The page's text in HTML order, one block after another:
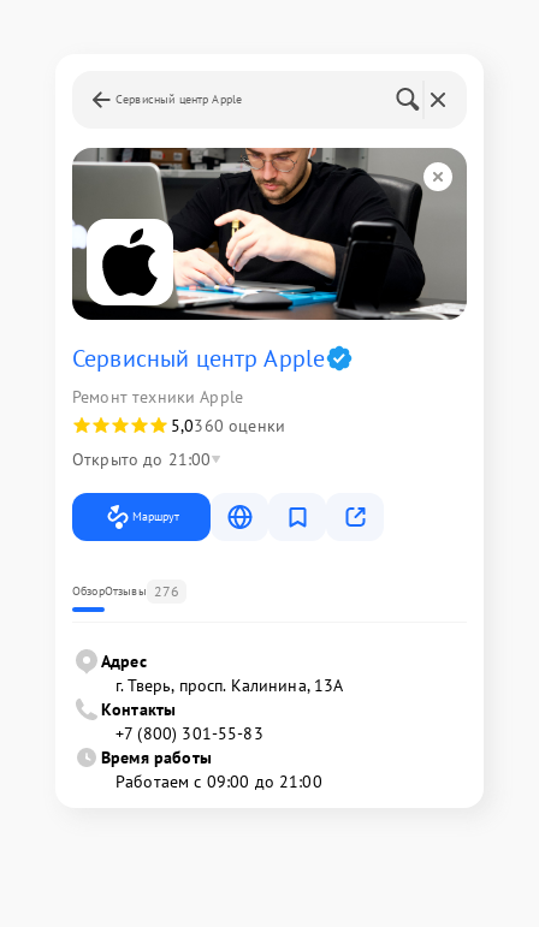
Сервисный центр Apple
Сервисный центр Apple
Ремонт техники Apple
5,0360 оценки
Открыто до 21:00
Маршрут
ОбзорОтзывы 276
Адрес
г. Тверь, просп. Калинина, 13А
Контакты
+7 (800) 301-55-83
Время работы
Работаем с 09:00 до 21:00